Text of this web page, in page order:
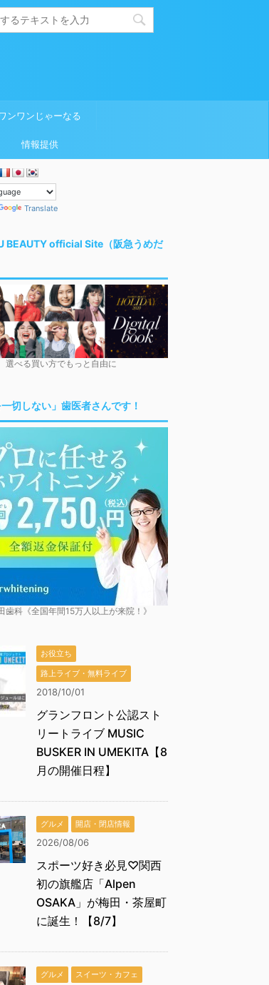
ンワンじゃーなる
情報提供
Translate
BEAUTY official Site（阪急うめだ
選べる買い方でもっと自由に
一切しない」歯医者さんです！
歯科《全国年間15万人以上が来院！》
お役立ち
路上ライブ・無料ライブ
2018/10/01
グランフロント公認スト
リートライブ MUSIC
BUSKER IN UMEKITA【8
月の開催日程】
グルメ 開店・閉店情報
2026/08/06
スポーツ好き必見♡関西
初の旗艦店「Alpen
OSAKA」が梅田・茶屋町
に誕生！【8/7】
グルメ
スイーツ・カフェ